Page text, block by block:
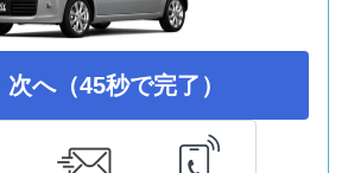
次へ（45秒で完了）